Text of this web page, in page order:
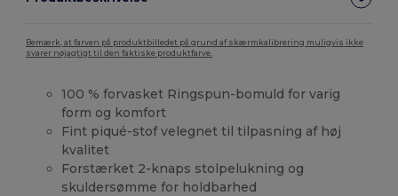
Bemærk, at farven på produktbilledet på grund af skærmkalibrering muligvis ikke
svarer nøjagtigt til den faktiske produktfarve.
100 % forvasket Ringspun-bomuld for varig
form og komfort
Fint piqué-stof velegnet til tilpasning af høj
kvalitet
Forstærket 2-knaps stolpelukning og
skuldersømme for holdbarhed